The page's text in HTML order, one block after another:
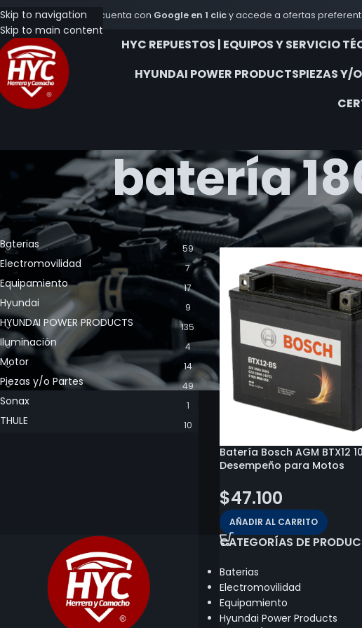
Crea tu cuenta con Google en 1 clicy accede a ofertas
Skip to navigation
Skip to main content
HYC REPUESTOS | EQUIPOS Y SERVICIO
HYUNDAI POWER PRODUCTSPIEZAS Y/
batería
CATEGORÍA DE LOS PRODUCTOS
Baterias 59
Electromovilidad 7
Equipamiento 17
Hyundai 9
HYUNDAI POWER PRODUCTS 135
Iluminación 4
Motor 14
Piezas y/o Partes 49
Sonax 1
THULE 10
Inicio Productos
Batería Bosch AGM BTX12
Desempeño para Motos
$47.100
AÑADIR AL CARRITO
CATEGORÍAS DE
Baterias
Electromovilidad
Equipamiento
Hyundai Power Products